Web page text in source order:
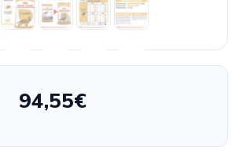
94,55€
20% 30.7€